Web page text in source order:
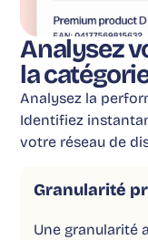
Analysez
la
Analysez la
Identifiez
votre réseau de
Granularité
Une granularité